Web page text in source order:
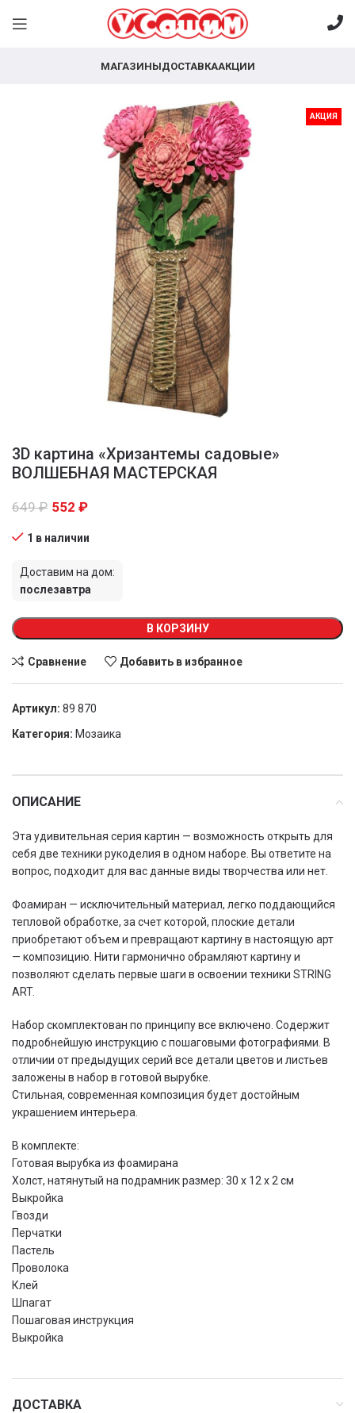
МАГАЗИНЫДОСТАВКААКЦИИ
АКЦИЯ
3D картина «Хризантемы садовые»
ВОЛШЕБНАЯ МАСТЕРСКАЯ
649₽ 552 ₽
1 в наличии
Доставим на дом:
послезавтра
В КОРЗИНУ
Сравнение Добавить в избранное
Артикул: 89 870
Категория: Мозаика
ОПИСАНИЕ
Эта удивительная серия картин — возможность открыть для
себя две техники рукоделия в одном наборе. Вы ответите на
вопрос, подходит для вас данные виды творчества или нет.
Фоамиран — исключительный материал, легко поддающийся
тепловой обработке, за счет которой, плоские детали
приобретают объем и превращают картину в настоящую арт
— композицию. Нити гармонично обрамляют картину и
позволяют сделать первые шаги в освоении техники SТRING
ART.
Набор скомплектован по принципу все включено. Содержит
подробнейшую инструкцию с пошаговыми фотографиями. В
отличии от предыдущих серий все детали цветов и листьев
заложены в набор в готовой вырубке.
Стильная, современная композиция будет достойным
украшением интерьера.
В комплекте:
Готовая вырубка из фоамирана
Холст, натянутый на подрамник размер: 30 x 12 x 2 см
Выкройка
Гвозди
Перчатки
Пастель
Проволока
Клей
Шпагат
Пошаговая инструкция
Выкройка
ДОСТАВКА